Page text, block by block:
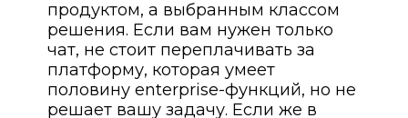
продуктом, а выбранным классом
решения. Если вам нужен только
чат, не стоит переплачивать за
платформу, которая умеет
половину enterprise-функций, но не
решает вашу задачу. Если же в